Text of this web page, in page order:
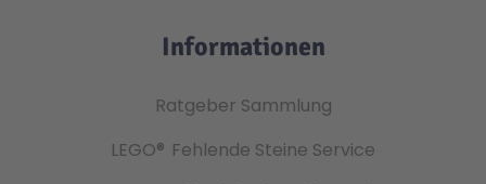
Informationen
Ratgeber Sammlung
LEGO® Fehlende Steine Service